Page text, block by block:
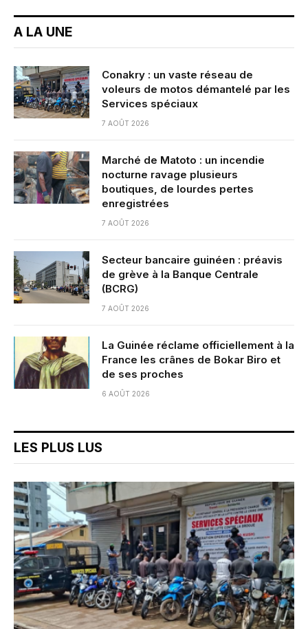
A LA UNE
Conakry : un vaste réseau de
voleurs de motos démantelé par les
Services spéciaux
7 AOÛT 2026
Marché de Matoto : un incendie
nocturne ravage plusieurs
boutiques, de lourdes pertes
enregistrées
7 AOÛT 2026
Secteur bancaire guinéen : préavis
de grève à la Banque Centrale
(BCRG)
7 AOÛT 2026
La Guinée réclame officiellement à la
France les crânes de Bokar Biro et
de ses proches
6 AOÛT 2026
LES PLUS LUS